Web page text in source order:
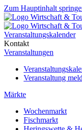
Zum Hauptinhalt
Veranstaltungskalender
Kontakt
Veranstaltungen
Veranstaltung
Märkte
Wochenmarkt
Fischmarkt